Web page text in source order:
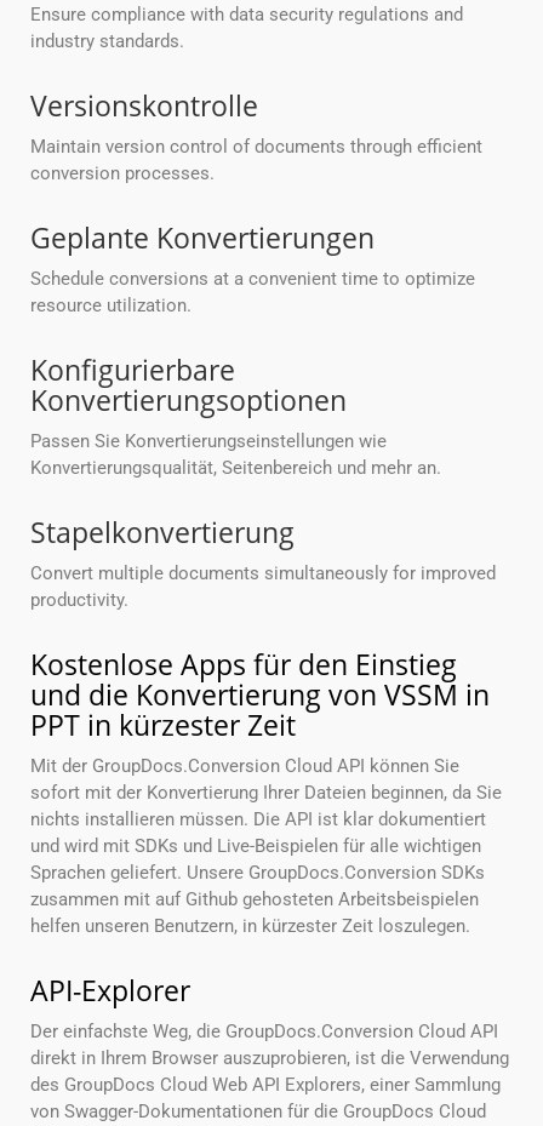
Ensure compliance with data security regulations and
industry standards.
Versionskontrolle
Maintain version control of documents through efficient
conversion processes.
Geplante Konvertierungen
Schedule conversions at a convenient time to optimize
resource utilization.
Konfigurierbare
Konvertierungsoptionen
Passen Sie Konvertierungseinstellungen wie
Konvertierungsqualität, Seitenbereich und mehr an.
Stapelkonvertierung
Convert multiple documents simultaneously for improved
productivity.
Kostenlose Apps für den Einstieg
und die Konvertierung von VSSM in
PPT in kürzester Zeit
Mit der GroupDocs.Conversion Cloud API können Sie
sofort mit der Konvertierung Ihrer Dateien beginnen, da Sie
nichts installieren müssen. Die API ist klar dokumentiert
und wird mit SDKs und Live-Beispielen für alle wichtigen
Sprachen geliefert. Unsere GroupDocs.Conversion SDKs
zusammen mit auf Github gehosteten Arbeitsbeispielen
helfen unseren Benutzern, in kürzester Zeit loszulegen.
API-Explorer
Der einfachste Weg, die GroupDocs.Conversion Cloud API
direkt in Ihrem Browser auszuprobieren, ist die Verwendung
des GroupDocs Cloud Web API Explorers, einer Sammlung
von Swagger-Dokumentationen für die GroupDocs Cloud